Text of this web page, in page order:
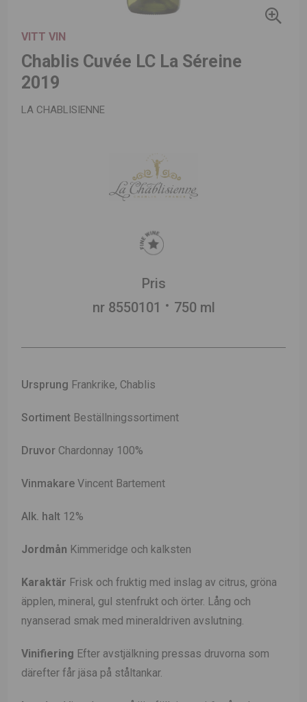
VITT VIN
Chablis Cuvée LC La Séreine
2019
LA CHABLISIENNE
Pris
nr 8550101
750 ml
Ursprung Frankrike, Chablis
Sortiment Beställningssortiment
Druvor Chardonnay 100%
Vinmakare Vincent Bartement
Alk. halt 12%
Jordmån Kimmeridge och kalksten
Karaktär Frisk och fruktig med inslag av citrus, gröna
äpplen, mineral, gul stenfrukt och örter. Lång och
nyanserad smak med mineraldriven avslutning.
Vinifiering Efter avstjälkning pressas druvorna som
därefter får jäsa på ståltankar.